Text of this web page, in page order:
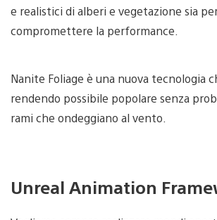
e realistici di alberi e vegetazione sia
compromettere la performance.
Nanite Foliage è una nuova tecnologia
rendendo possibile popolare senza
rami che ondeggiano al vento.
Unreal Animation